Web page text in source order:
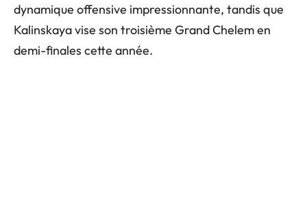
dynamique offensive impressionnante, tandis que
Kalinskaya vise son troisième Grand Chelem en
demi-finales cette année.